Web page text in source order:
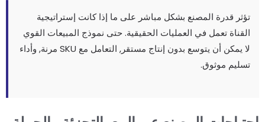
تؤثر قدرة المصنع بشكل مباشر على ما إذا كانت إستراتيجية
القناة تعمل في العمليات الحقيقية. حتى نموذج المبيعات القوي
لا يمكن أن يتوسع بدون إنتاج مستقر, التعامل مع SKU مرنة, وأداء
تسليم موثوق.